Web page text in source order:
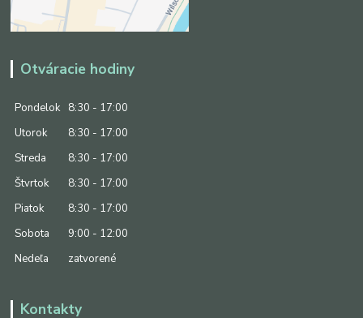
Otváracie hodiny
Pondelok
8:30 - 17:00
Utorok
8:30 - 17:00
Streda
8:30 - 17:00
Štvrtok
8:30 - 17:00
Piatok
8:30 - 17:00
Sobota
9:00 - 12:00
Nedeľa
zatvorené
Kontakty